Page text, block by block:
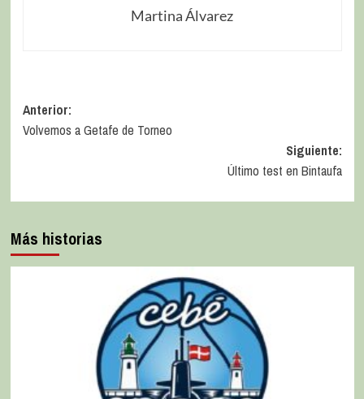
Martina Álvarez
Anterior:
Volvemos a Getafe de Torneo
Siguiente:
Último test en Bintaufa
Más historias